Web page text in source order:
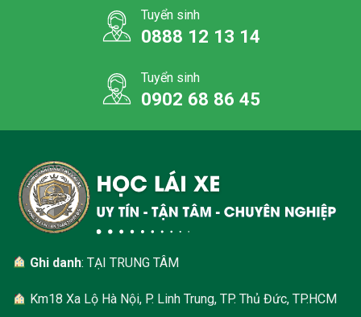
Tuyển sinh
0888 12 13 14
Tuyển sinh
0902 68 86 45
Ghi danh: TẠI TRUNG TÂM
Km18 Xa Lộ Hà Nội, P. Linh Trung, TP. Thủ Đức, TP.HCM